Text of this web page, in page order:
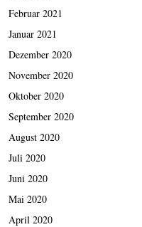
Februar 2021
Januar 2021
Dezember 2020
November 2020
Oktober 2020
September 2020
August 2020
Juli 2020
Juni 2020
Mai 2020
April 2020